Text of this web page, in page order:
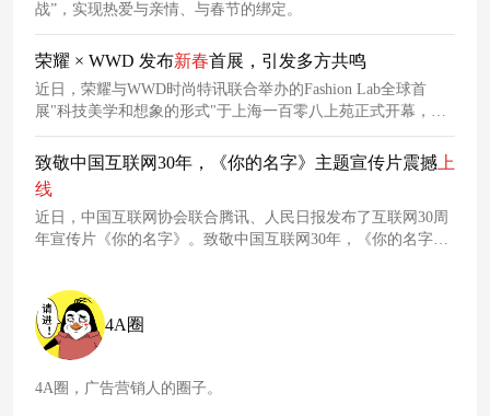
战”，实现热爱与亲情、与春节的绑定。
荣耀 × WWD 发布新春首展，引发多方共鸣
近日，荣耀与WWD时尚特讯联合举办的Fashion Lab全球首
展"科技美学和想象的形式"于上海一百零八上苑正式开幕，荣
耀CMO郭锐、WWD中国联合创始人暨CEO傅琳、WWD 中国
联合创始人暨国际事务部副总裁张大川Johannes Neubacher以及
知名艺人张嘉倪、曾黎等出席，共同见证这场科技与艺术相互
融合的
致敬中国互联网30年，《你的名字》主题宣传片震撼 上
线
近日，中国互联网协会联合腾讯、人民日报发布了互联网30周
年宣传片《你的名字》。致敬中国互联网30年，《你的名字》
为中国各行各业事业蓬勃发展而骄傲自豪。
4A圈
4A圈，广告营销人的圈子。